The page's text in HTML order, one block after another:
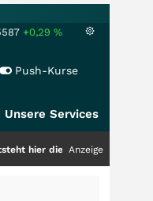
+0,29 %
Push-Kurse
Unsere Services
Milliardenstory?
Anzeige